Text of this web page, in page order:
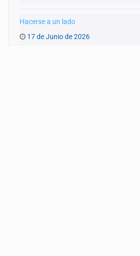
Hacerse a un lado
17 de Junio de 2026